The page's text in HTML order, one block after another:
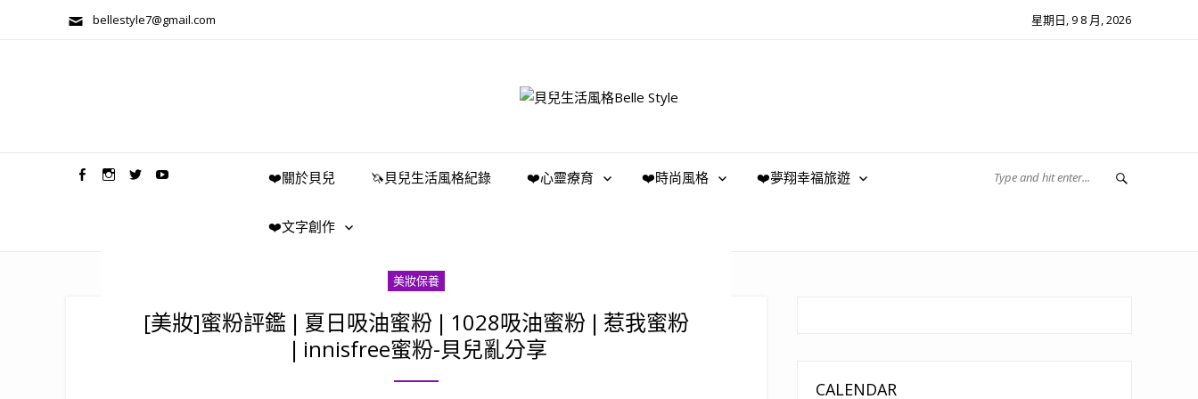
bellestyle7@gmail.com 星期日, 9 8 月, 2026
❤️關於貝兒 🦄️貝兒生活風格紀錄 ❤️心靈療育 ❤️時尚風格 ❤️夢翔幸福旅遊
❤️文字創作
美妝保養
[美妝]蜜粉評鑑❘夏日吸油蜜粉❘1028吸油蜜粉❘惹我蜜粉
❘innisfree蜜粉-貝兒亂分享
CALENDAR